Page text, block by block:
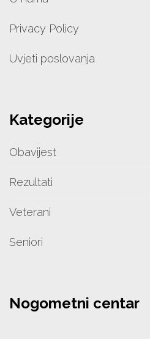
Privacy Policy
Uvjeti poslovanja
Kategorije
Obavijest
Rezultati
Veterani
Seniori
Nogometni centar